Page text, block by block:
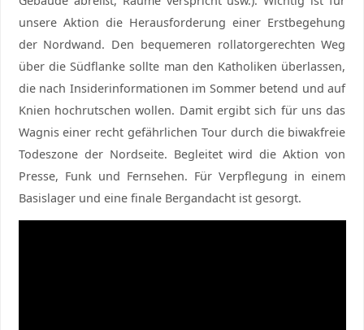
unsere Aktion die Herausforderung einer Erstbegehung
der Nordwand. Den bequemeren rollatorgerechten Weg
über die Südflanke sollte man den Katholiken überlassen,
die nach Insiderinformationen im Sommer betend und auf
Knien hochrutschen wollen. Damit ergibt sich für uns das
Wagnis einer recht gefährlichen Tour durch die biwakfreie
Todeszone der Nordseite. Begleitet wird die Aktion von
Presse, Funk und Fernsehen. Für Verpflegung in einem
Basislager und eine finale Bergandacht ist gesorgt.